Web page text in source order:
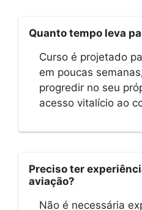
Quanto tempo leva
Curso é projetado
em poucas
progredir no seu
acesso vitalício ao
Preciso ter
aviação?
Não é necessária